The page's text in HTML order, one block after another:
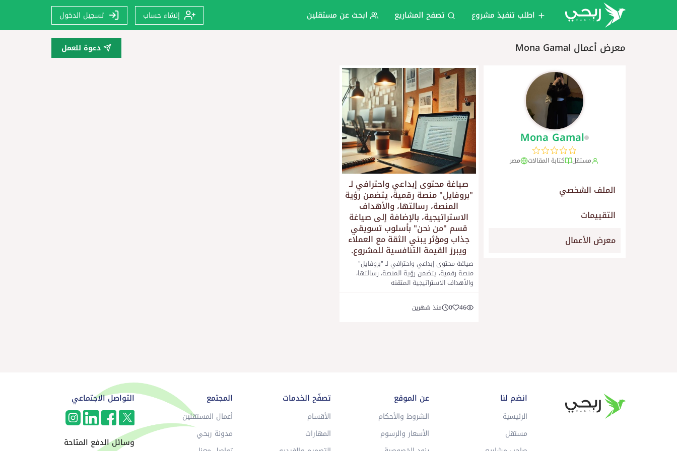
اطلب تنفيذ مشروع تصفح المشاريع ابحث عن مستقلين إنشاء حساب تسجيل الدخول
معرض أعمال Mona Gamal دعوة للعمل
Mona Gamal
مستقل كتابة المقالات مصر
الملف الشخصي
التقييمات
معرض الأعمال
صياغة محتوى إبداعي واحترافي لـ
"بروفايل" منصة رقمية، يتضمن رؤية
المنصة، رسالتها، والأهداف
الاستراتيجية، بالإضافة إلى صياغة
قسم "من نحن" بأسلوب تسويقي
جذاب ومؤثر يبني الثقة مع العملاء
ويبرز القيمة التنافسية للمشروع.
صياغة محتوى إبداعي واحترافي لـ "بروفايل"
منصة رقمية، يتضمن رؤية المنصة، رسالتها،
والأهداف الاستراتيجية المتقنه
46
0 منذ شهرين
انضم لنا
الرئيسية
مستقل
عن الموقع
الشروط والأحكام
الأسعار والرسوم
تصفّح الخدمات
الأقسام
المهارات
المجتمع
أعمال المستقلين
مدونة ربحي
التواصل الاجتماعي
وسائل الدفع المتاحة